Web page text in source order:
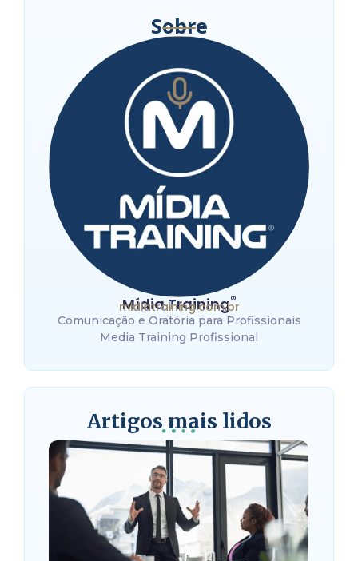
Sobre
Mídia Training®
midiatraining.com.br
Comunicação e Oratória para Profissionais
Media Training Profissional
Artigos mais lidos